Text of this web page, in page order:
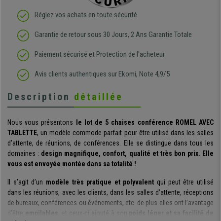
Réglez vos achats en toute sécurité
Garantie de retour sous 30 Jours, 2 Ans Garantie Totale
Paiement sécurisé et Protection de l'acheteur
Avis clients authentiques sur Ekomi, Note 4,9/5
Description détaillée
Nous vous présentons le lot de 5 chaises conférence ROMEL AVEC
TABLETTE, un modèle commode parfait pour être utilisé dans les salles
d’attente, de réunions, de conférences. Elle se distingue dans tous les
domaines : design magnifique, confort, qualité et très bon prix. Elle
vous est envoyée montée dans sa totalité !
Il s’agit d’un modèle très pratique et polyvalent qui peut être utilisé
dans les réunions, avec les clients, dans les salles d’attente, réceptions
de bureaux, conférences ou événements, etc. de plus elles ont l’avantage
d’être
empilables , et ceux-ci ajouté à son
poids léger et sa facilité de